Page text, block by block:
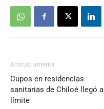
Artículo anterior
Cupos en residencias
sanitarias de Chiloé llegó al
límite